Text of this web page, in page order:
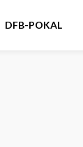
DFB-POKAL